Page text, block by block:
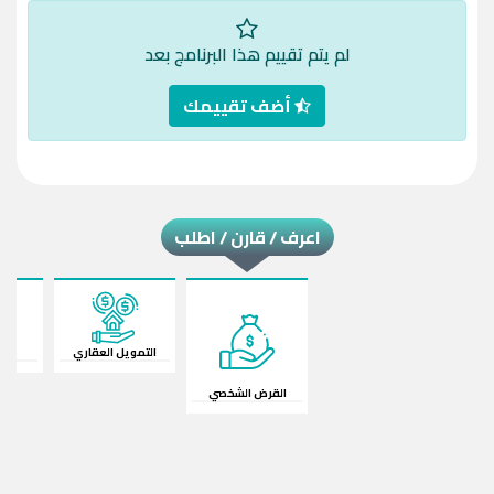
لم يتم تقييم هذا البرنامج بعد
أضف تقييمك
اعرف / قارن / اطلب
القرض الشخصي
التمويل العقاري